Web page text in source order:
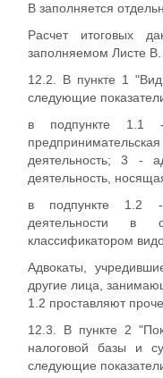
В заполняется
Расчет итоговых
заполняемом Листе В.
12.2. В пункте 1 "Вид
следующие
в подпункте 1.1
деятельность; 3 -
деятельность,
в подпункте 1.2 -
деятельности в
классификатором
Адвокаты,
другие лица,
1.2 проставляют
12.3. В пункте 2
налоговой базы и
следующие